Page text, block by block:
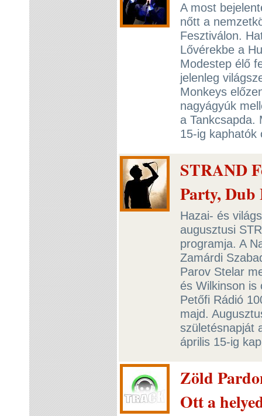
A most
nőtt a
Fesztiválon.
Lővérekbe a
Modestep élő
jelenleg
Monkeys
nagyágyúk
a Tankcsapda.
15-ig
STRAND
Party, Dub
Hazai- és
augusztusi
programja. A
Zamárdi
Parov Stelar
és Wilkinson is
Petőfi Rádió
majd.
születésnapját
április 15-ig
Zöld
Ott a